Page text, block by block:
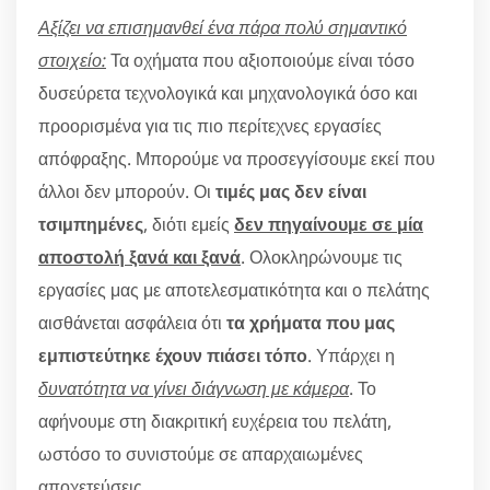
Αξίζει να επισημανθεί ένα πάρα πολύ σημαντικό
στοιχείο:Τα οχήματα που αξιοποιούμε είναι τόσο
δυσεύρετα τεχνολογικά και μηχανολογικά όσο και
προορισμένα για τις πιο περίτεχνες εργασίες
απόφραξης. Μπορούμε να προσεγγίσουμε εκεί που
άλλοι δεν μπορούν. Οι τιμές μας δεν είναι
τσιμπημένες, διότι εμείς δεν πηγαίνουμε σε μία
αποστολή ξανά και ξανά. Ολοκληρώνουμε τις
εργασίες μας με αποτελεσματικότητα και ο πελάτης
αισθάνεται ασφάλεια ότι τα χρήματα που μας
εμπιστεύτηκε έχουν πιάσει τόπο. Υπάρχει η
δυνατότητα να γίνει διάγνωση με κάμερα. Το
αφήνουμε στη διακριτική ευχέρεια του πελάτη,
ωστόσο το συνιστούμε σε απαρχαιωμένες